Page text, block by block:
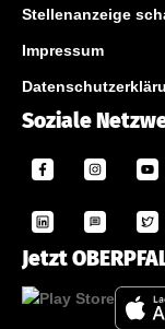
Stellenanzeige
Impressum
Soziale
Jetzt